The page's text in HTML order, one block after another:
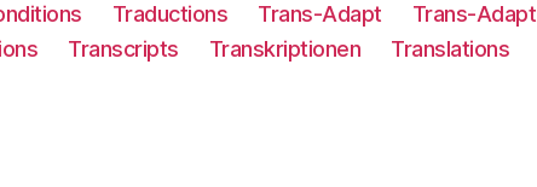
Traductions Trans-Adapt Trans-Adapt
Transcripts Transkriptionen Translations